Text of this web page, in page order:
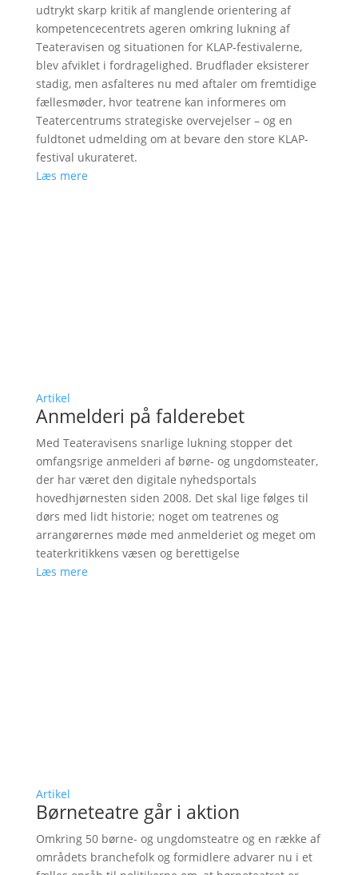
udtrykt skarp kritik af manglende orientering af
kompetencecentrets ageren omkring lukning af
Teateravisen og situationen for KLAP-festivalerne,
blev afviklet i fordragelighed. Brudflader eksisterer
stadig, men asfalteres nu med aftaler om fremtidige
fællesmøder, hvor teatrene kan informeres om
Teatercentrums strategiske overvejelser – og en
fuldtonet udmelding om at bevare den store KLAP-
festival ukurateret.
Læs mere
Artikel
Anmelderi på falderebet
Med Teateravisens snarlige lukning stopper det
omfangsrige anmelderi af børne- og ungdomsteater,
der har været den digitale nyhedsportals
hovedhjørnesten siden 2008. Det skal lige følges til
dørs med lidt historie; noget om teatrenes og
arrangørernes møde med anmelderiet og meget om
teaterkritikkens væsen og berettigelse
Læs mere
Artikel
Børneteatre går i aktion
Omkring 50 børne- og ungdomsteatre og en række af
områdets branchefolk og formidlere advarer nu i et